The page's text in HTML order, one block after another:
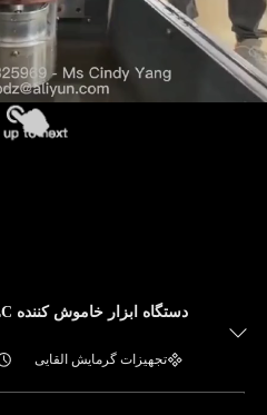
تجهیزات گرمایش القایی